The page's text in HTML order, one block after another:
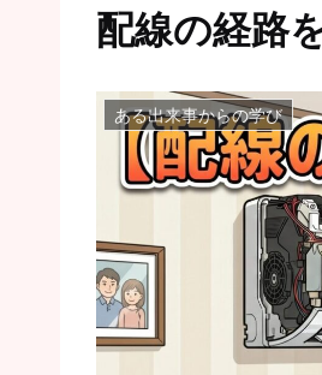
配線の経路
ある出来事からの学び